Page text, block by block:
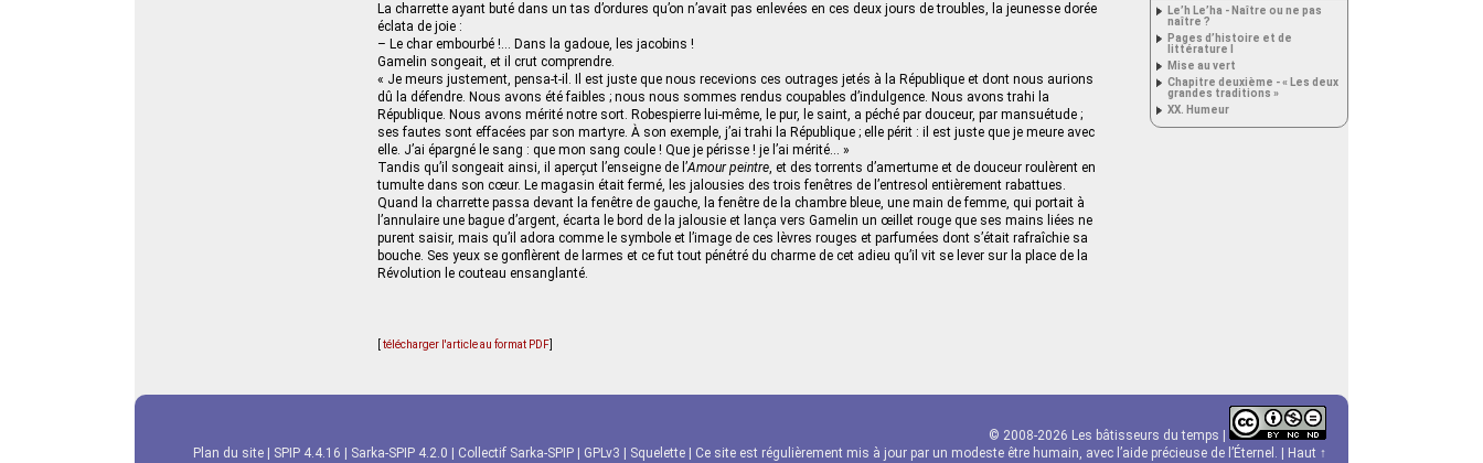
La charrette ayant buté dans un tas d’ordures qu’on n’avait pas enlevées en ces deux jours de troubles, la jeunesse dorée
éclata de joie :
– Le char embourbé !… Dans la gadoue, les jacobins !
Gamelin songeait, et il crut comprendre.
« Je meurs justement, pensa-t-il. Il est juste que nous recevions ces outrages jetés à la République et dont nous aurions
dû la défendre. Nous avons été faibles ; nous nous sommes rendus coupables d’indulgence. Nous avons trahi la
République. Nous avons mérité notre sort. Robespierre lui-même, le pur, le saint, a péché par douceur, par mansuétude ;
ses fautes sont effacées par son martyre. À son exemple, j’ai trahi la République ; elle périt : il est juste que je meure avec
elle. J’ai épargné le sang : que mon sang coule ! Que je périsse ! je l’ai mérité… »
Tandis qu’il songeait ainsi, il aperçut l’enseigne de l’Amour peintre, et des torrents d’amertume et de douceur roulèrent en
tumulte dans son cœur. Le magasin était fermé, les jalousies des trois fenêtres de l’entresol entièrement rabattues.
Quand la charrette passa devant la fenêtre de gauche, la fenêtre de la chambre bleue, une main de femme, qui portait à
l’annulaire une bague d’argent, écarta le bord de la jalousie et lança vers Gamelin un œillet rouge que ses mains liées ne
purent saisir, mais qu’il adora comme le symbole et l’image de ces lèvres rouges et parfumées dont s’était rafraîchie sa
bouche. Ses yeux se gonflèrent de larmes et ce fut tout pénétré du charme de cet adieu qu’il vit se lever sur la place de la
Révolution le couteau ensanglanté.
télécharger l'article au format PDF
Le’h Le’ha - Naître ou ne pas
naître ?
Pages d’histoire et de
littérature I
Mise au vert
Chapitre deuxième - « Les deux
grandes traditions »
XX. Humeur
© 2008-2026 Les bâtisseurs du temps |
Plan du site
SPIP 4.4.16 Sarka-SPIP 4.2.0 Collectif Sarka-SPIP GPLv3 Squelette | Ce site est régulièrement mis à jour par un modeste être humain, avec l’aide précieuse de l’Éternel. | Haut ↑